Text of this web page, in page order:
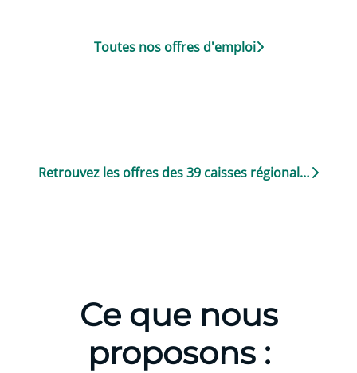
Toutes nos offres d'emploi
Retrouvez les offres des 39 caisses régionales
Ce que nous
proposons :